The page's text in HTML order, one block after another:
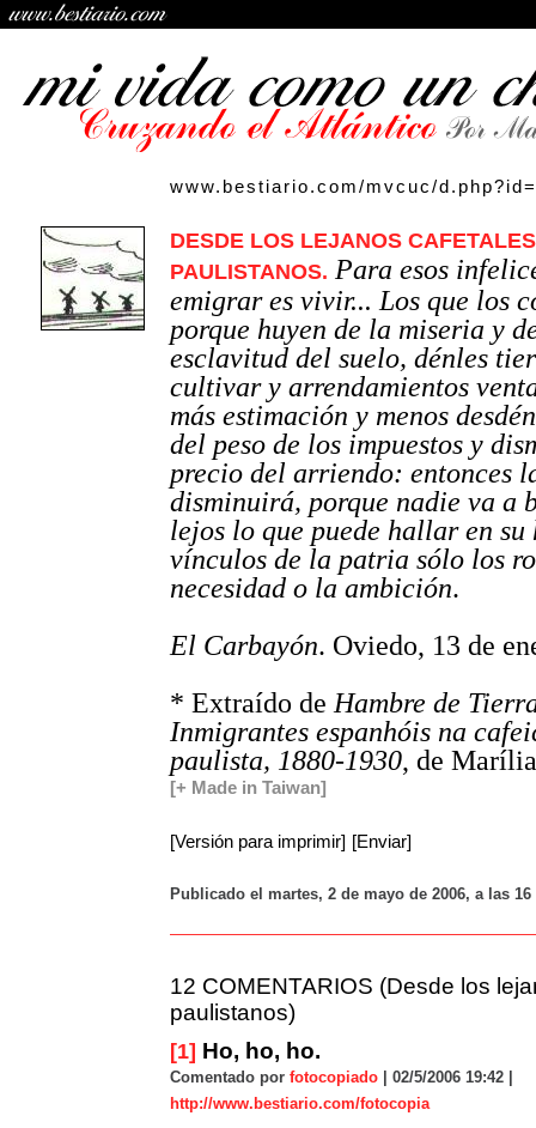
www.bestiario.com/mvcuc/
DESDE LOS LEJANOS CAFETALES
PAULISTANOS. Para esos
emigrar es vivir... Los que los
porque huyen de la miseria y
esclavitud del suelo, dénles
cultivar y arrendamientos
más estimación y menos
del peso de los impuestos y
precio del arriendo: entonces
disminuirá, porque nadie va a
lejos lo que puede hallar en su
vínculos de la patria sólo los
necesidad o la ambición.
El Carbayón. Oviedo, 13 de
* Extraído de Hambre de
Inmigrantes espanhóis na
paulista, 1880-1930, de
[+ Made in Taiwan]
[Versión para imprimir] [Enviar]
Publicado el martes, 2 de mayo de 2006, a las
12 COMENTARIOS (Desde los
paulistanos)
[1] Ho, ho, ho.
Comentado por fotocopiado | 02/5/2006 19:42 |
http://www.bestiario.com/fotocopia